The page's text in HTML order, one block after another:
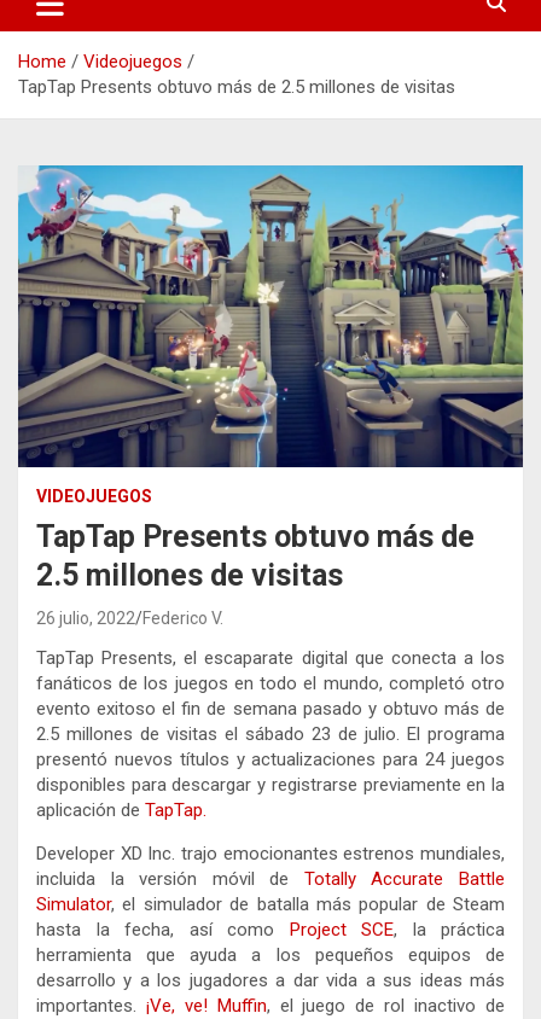
Home
Videojuegos
TapTap Presents obtuvo más de 2.5 millones de visitas
VIDEOJUEGOS
TapTap Presents obtuvo más de
2.5 millones de visitas
26 julio, 2022 Federico V.
TapTap Presents, el escaparate digital que conecta a los
fanáticos de los juegos en todo el mundo, completó otro
evento exitoso el fin de semana pasado y obtuvo más de
2.5 millones de visitas el sábado 23 de julio. El programa
presentó nuevos títulos y actualizaciones para 24 juegos
disponibles para descargar y registrarse previamente en la
aplicación de TapTap.
Developer XD Inc. trajo emocionantes estrenos mundiales,
incluida la versión móvil de Totally Accurate Battle
Simulator, el simulador de batalla más popular de Steam
hasta la fecha, así como
Project SCE, la práctica
herramienta que ayuda a los pequeños equipos de
desarrollo y a los jugadores a dar vida a sus ideas más
importantes. ¡Ve, ve! Muffin, el juego de rol inactivo de